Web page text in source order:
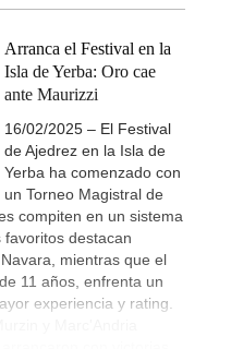
Arranca el Festival en la
Isla de Yerba: Oro cae
ante Maurizzi
16/02/2025 – El Festival
de Ajedrez en la Isla de
Yerba ha comenzado con
un Torneo Magistral de
compiten en un sistema
destacan
mientras que el
11 años, enfrenta un
experiencia y rating.